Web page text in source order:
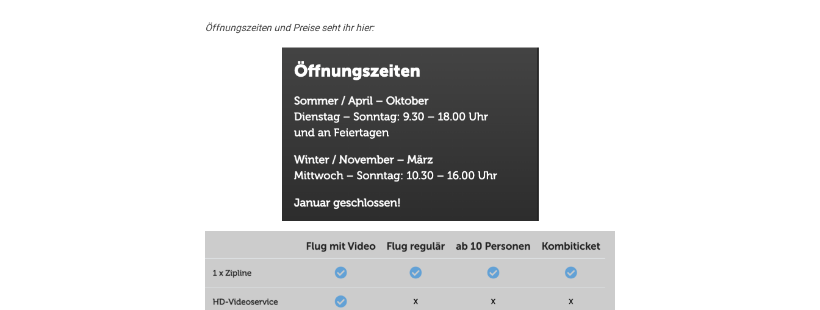
Öffnungszeiten und Preise seht ihr hier: